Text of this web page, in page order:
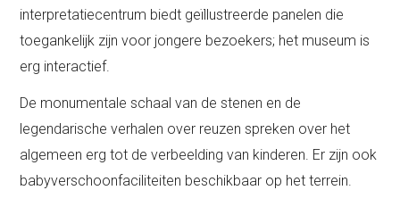
interpretatiecentrum biedt geïllustreerde panelen die
toegankelijk zijn voor jongere bezoekers; het museum is
erg interactief.
De monumentale schaal van de stenen en de
legendarische verhalen over reuzen spreken over het
algemeen erg tot de verbeelding van kinderen. Er zijn ook
babyverschoonfaciliteiten beschikbaar op het terrein.